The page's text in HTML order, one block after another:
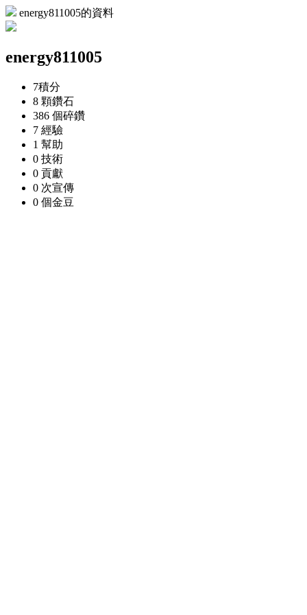
energy811005的資料
energy811005
7積分
8 顆鑽石
386 個碎鑽
7 經驗
1 幫助
0 技術
0 貢獻
0 次宣傳
0 個金豆